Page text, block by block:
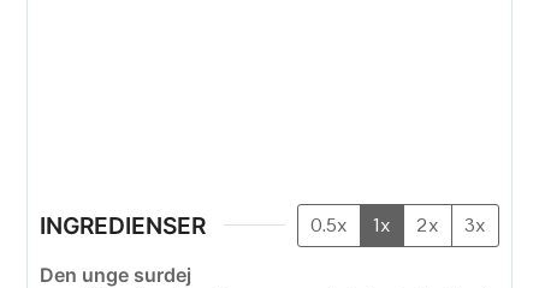
INGREDIENSER 0.5x 1x 2x 3x
Den unge surdej